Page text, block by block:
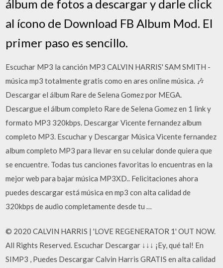
álbum de fotos a descargar y darle click
al ícono de Download FB Album Mod. El
primer paso es sencillo.
Escuchar MP3 la canción MP3 CALVIN HARRIS' SAM SMITH -
música mp3 totalmente gratis como en ares online música. 🎶
Descargar el álbum Rare de Selena Gomez por MEGA.
Descargue el álbum completo Rare de Selena Gomez en 1 link y
formato MP3 320kbps. Descargar Vicente fernandez album
completo MP3. Escuchar y Descargar Música Vicente fernandez
album completo MP3 para llevar en su celular donde quiera que
se encuentre. Todas tus canciones favoritas lo encuentras en la
mejor web para bajar música MP3XD.. Felicitaciones ahora
puedes descargar está música en mp3 con alta calidad de
320kbps de audio completamente desde tu …
© 2020 CALVIN HARRIS | 'LOVE REGENERATOR 1' OUT NOW.
All Rights Reserved. Escuchar Descargar ↓↓↓ ¡Ey, qué tal! En
SIMP3 , Puedes Descargar Calvin Harris GRATIS en alta calidad